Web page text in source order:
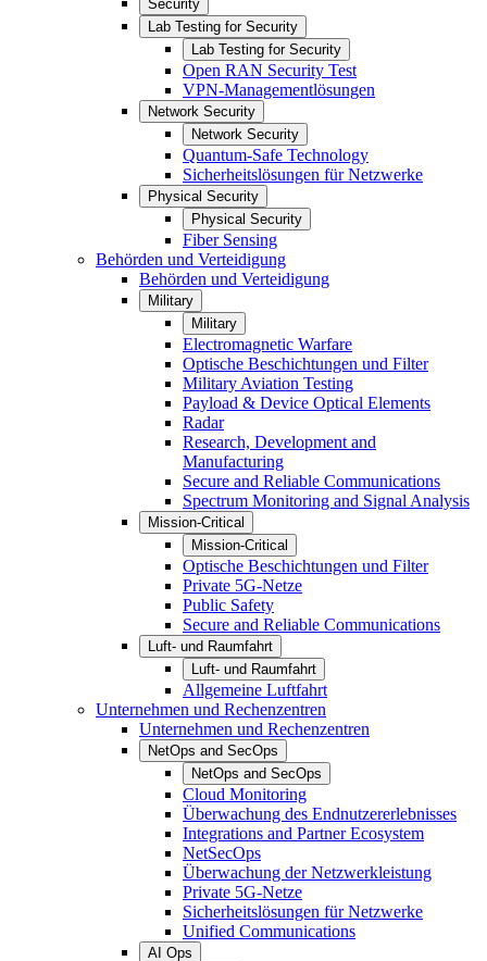
Security
Lab Testing for Security
Lab Testing for Security
Open RAN Security Test
VPN-Managementlösungen
Network Security
Network Security
Quantum-Safe Technology
Sicherheitslösungen für Netzwerke
Physical Security
Physical Security
Fiber Sensing
Behörden und Verteidigung
Behörden und Verteidigung
Military
Military
Electromagnetic Warfare
Optische Beschichtungen und Filter
Military Aviation Testing
Payload & Device Optical Elements
Radar
Research, Development and
Manufacturing
Secure and Reliable Communications
Spectrum Monitoring and Signal Analysis
Mission-Critical
Mission-Critical
Optische Beschichtungen und Filter
Private 5G-Netze
Public Safety
Secure and Reliable Communications
Luft- und Raumfahrt
Luft- und Raumfahrt
Allgemeine Luftfahrt
Unternehmen und Rechenzentren
Unternehmen und Rechenzentren
NetOps and SecOps
NetOps and SecOps
Cloud Monitoring
Überwachung des Endnutzererlebnisses
Integrations and Partner Ecosystem
NetSecOps
Überwachung der Netzwerkleistung
Private 5G-Netze
Sicherheitslösungen für Netzwerke
Unified Communications
AI Ops